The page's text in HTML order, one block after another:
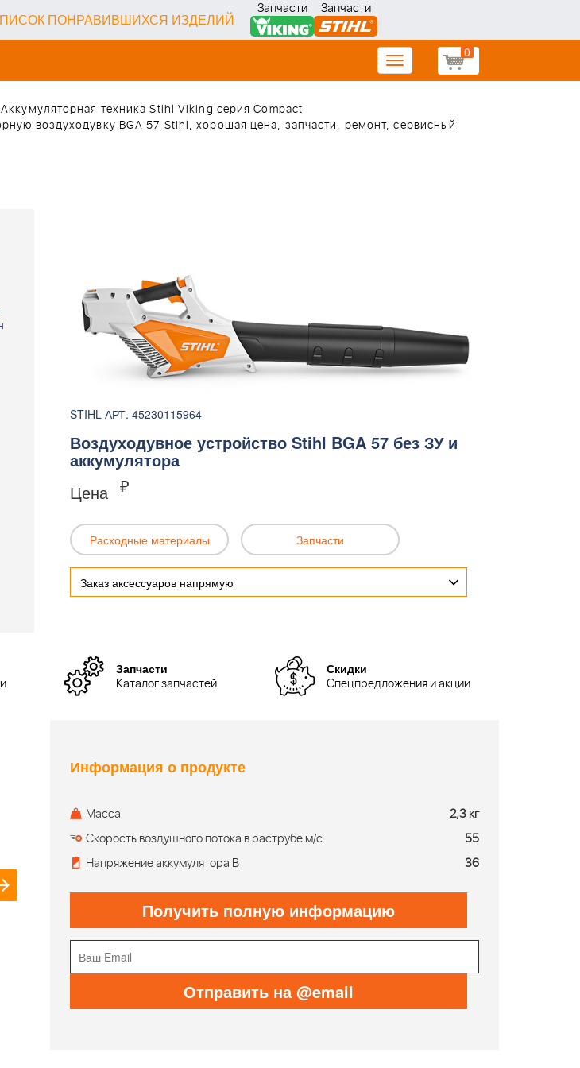
ПОНРАВИВШИХСЯ ИЗДЕЛИЙ
Запчасти Запчасти
0
Toggle
navigation
Аккумуляторная техника Stihl Viking серия Compact
воздуходувку BGA 57 Stihl, хорошая цена, запчасти, ремонт, сервисный
STIHL АРТ. 45230115964
Воздуходувное устройство Stihl BGA 57 без ЗУ и
аккумулятора
Цена ₽
Расходные материалы Запчасти
Заказ аксессуаров напрямую
Запчасти
Каталог запчастей
Скидки
Спецпредложения и акции
Информация о продукте
Масса
2,3 кг
Скорость воздушного потока в раструбе м/с
55
Напряжение аккумулятора В
36
Получить полную информацию
Отправить на @email